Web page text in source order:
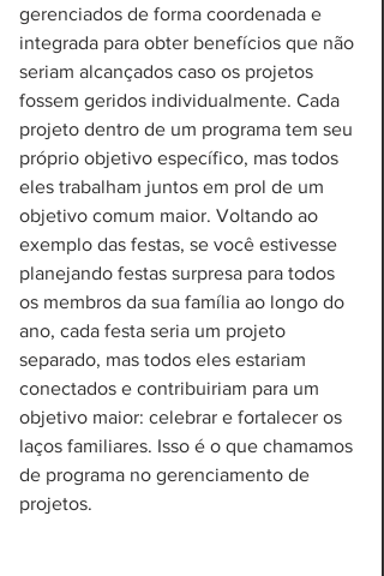
gerenciados de forma coordenada e
integrada para obter benefícios que não
seriam alcançados caso os projetos
fossem geridos individualmente. Cada
projeto dentro de um programa tem seu
próprio objetivo específico, mas todos
eles trabalham juntos em prol de um
objetivo comum maior. Voltando ao
exemplo das festas, se você estivesse
planejando festas surpresa para todos
os membros da sua família ao longo do
ano, cada festa seria um projeto
separado, mas todos eles estariam
conectados e contribuiriam para um
objetivo maior: celebrar e fortalecer os
laços familiares. Isso é o que chamamos
de programa no gerenciamento de
projetos.